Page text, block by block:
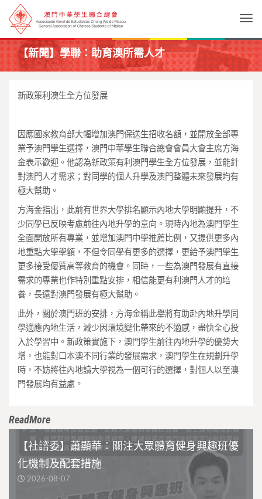
【新聞】學聯：助育澳所需人才
新政策利澳生全方位發展
因應國家教育部大幅增加澳門保送生招收名額，並開放全部專
業予澳門學生選擇，澳門中華學生聯合總會會員大會主席方海
金表示歡迎。他認為新政策有利澳門學生全方位發展，並能針
對澳門人才需求；對同學的個人升學及澳門整體未來發展均有
極大幫助。
方海金指出，此前有世界大學排名顯示內地大學明顯提升，不
少同學已反映考慮前往內地升學的意向。現時內地為澳門學生
全面開放所有專業，並增加澳門中學推薦比例，又提供更多內
地重點大學學額，不但令同學有更多的選擇，更給予澳門學生
更多接受優質高等教育的機會。同時，一些為澳門發展有直接
需求的專業也作特別重點安排，相信能更有利澳門人才的培
養，長遠對澳門發展有極大幫助。
此外，關於澳門班的安排，方海金稱此舉將有助赴內地升學同
學適應內地生活，減少因環境變化帶來的不適感，盡快全心投
入於學習中。新政策實施下，澳門學生前往內地升學的優勢大
增，也能對口本澳不同行業的發展需求，澳門學生在規劃升學
時，不妨將往內地讀大學視為一個可行的選擇，對個人以至澳
門發展均有益處。
ReadMore
【社諮委】蕭顯華：關注大眾體育健身興趣班優
化機制及配套措施
2026-08-07